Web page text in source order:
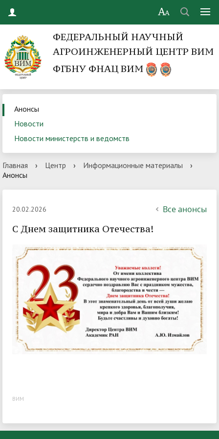
ФЕДЕРАЛЬНЫЙ НАУЧНЫЙ
АГРОИНЖЕНЕРНЫЙ ЦЕНТР ВИМ
ФГБНУ ФНАЦ ВИМ
Анонсы
Новости
Новости министерств и ведомств
Главная › Центр › Информационные материалы
›
Анонсы
20.02.2026 Все анонсы
С Днем защитника Отечества!
ВИМ